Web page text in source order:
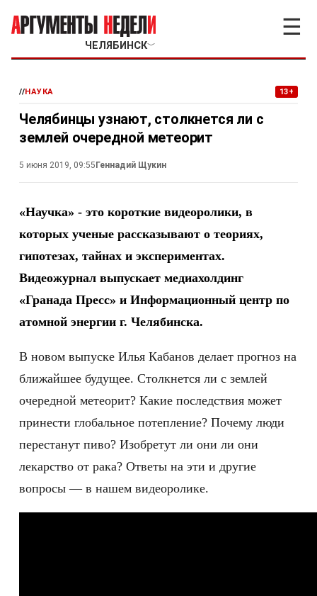
ЧЕЛЯБИНСК﹀
☰
//НАУКА 13+
Челябинцы узнают, столкнется ли с
землей очередной метеорит
5 июня 2019, 09:55 Геннадий Щукин
«Научка» - это короткие видеоролики, в
которых ученые рассказывают о теориях,
гипотезах, тайнах и экспериментах.
Видеожурнал выпускает медиахолдинг
«Гранада Пресс» и Информационный центр по
атомной энергии г. Челябинска.
В новом выпуске Илья Кабанов делает прогноз на
ближайшее будущее. Столкнется ли с землей
очередной метеорит? Какие последствия может
принести глобальное потепление? Почему люди
перестанут пиво? Изобретут ли они ли они
лекарство от рака? Ответы на эти и другие
вопросы — в нашем видеоролике.